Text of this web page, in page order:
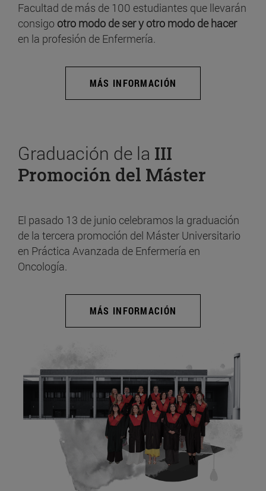
Facultad de más de 100 estudiantes que llevarán
consigo otro modo de ser y otro modo de hacer
en la profesión de Enfermería.
MÁS INFORMACIÓN
Graduación de la III
Promoción del Máster
El pasado 13 de junio celebramos la graduación
de la tercera promoción del Máster Universitario
en Práctica Avanzada de Enfermería en
Oncología.
MÁS INFORMACIÓN